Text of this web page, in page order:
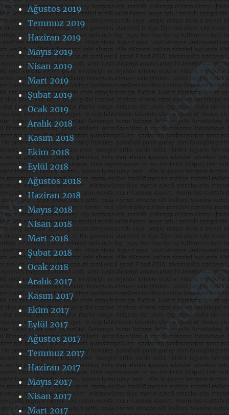
Ağustos 2019
Temmuz 2019
Haziran 2019
Mayıs 2019
Nisan 2019
Mart 2019
Şubat 2019
Ocak 2019
Aralık 2018
Kasım 2018
Ekim 2018
Eylül 2018
Ağustos 2018
Haziran 2018
Mayıs 2018
Nisan 2018
Mart 2018
Şubat 2018
Ocak 2018
Aralık 2017
Kasım 2017
Ekim 2017
Eylül 2017
Ağustos 2017
Temmuz 2017
Haziran 2017
Mayıs 2017
Nisan 2017
Mart 2017